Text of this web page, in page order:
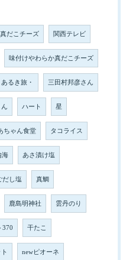
だこチーズ 関西テレビ
味付けやわらか真だこチーズ
るき旅・ 三田村邦彦さん
ハート 星
ちゃん食堂 タコライス
海 あさ漬け塩
だし塩 真鯛
鹿島明神社 雲丹のり
370 干たこ
newピオーネ